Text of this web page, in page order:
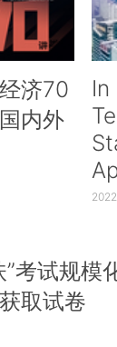
济70
内外
考试规模
取试卷